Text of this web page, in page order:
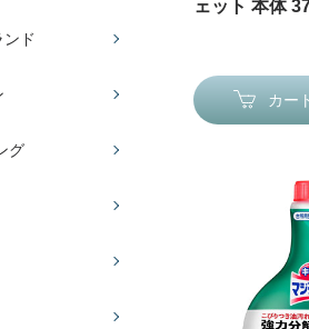
ド
グ
ェット 本体
カー